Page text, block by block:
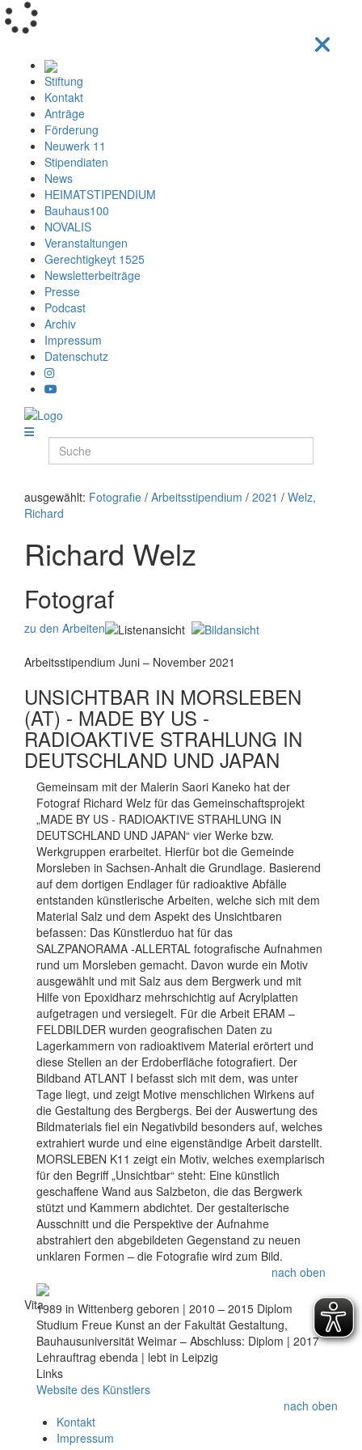
Stiftung
Kontakt
Anträge
Förderung
Neuwerk 11
Stipendiaten
News
HEIMATSTIPENDIUM
Bauhaus100
NOVALIS
Veranstaltungen
Gerechtigkeyt 1525
Newsletterbeiträge
Presse
Podcast
Archiv
Impressum
Datenschutz
ausgewählt: Fotografie / Arbeitsstipendium / 2021 / Welz,
Richard
Richard Welz
Fotograf
zu den Arbeiten
Arbeitsstipendium Juni – November 2021
UNSICHTBAR IN MORSLEBEN
(AT) - MADE BY US -
RADIOAKTIVE STRAHLUNG IN
DEUTSCHLAND UND JAPAN
Gemeinsam mit der Malerin Saori Kaneko hat der
Fotograf Richard Welz für das Gemeinschaftsprojekt
„MADE BY US - RADIOAKTIVE STRAHLUNG IN
DEUTSCHLAND UND JAPAN“ vier Werke bzw.
Werkgruppen erarbeitet. Hierfür bot die Gemeinde
Morsleben in Sachsen-Anhalt die Grundlage. Basierend
auf dem dortigen Endlager für radioaktive Abfälle
entstanden künstlerische Arbeiten, welche sich mit dem
Material Salz und dem Aspekt des Unsichtbaren
befassen: Das Künstlerduo hat für das
SALZPANORAMA -ALLERTAL fotografische Aufnahmen
rund um Morsleben gemacht. Davon wurde ein Motiv
ausgewählt und mit Salz aus dem Bergwerk und mit
Hilfe von Epoxidharz mehrschichtig auf Acrylplatten
aufgetragen und versiegelt. Für die Arbeit ERAM –
FELDBILDER wurden geografischen Daten zu
Lagerkammern von radioaktivem Material erörtert und
diese Stellen an der Erdoberfläche fotografiert. Der
Bildband ATLANT I befasst sich mit dem, was unter
Tage liegt, und zeigt Motive menschlichen Wirkens auf
die Gestaltung des Bergbergs. Bei der Auswertung des
Bildmaterials fiel ein Negativbild besonders auf, welches
extrahiert wurde und eine eigenständige Arbeit darstellt.
MORSLEBEN K11 zeigt ein Motiv, welches exemplarisch
für den Begriff „Unsichtbar“ steht: Eine künstlich
geschaffene Wand aus Salzbeton, die das Bergwerk
stützt und Kammern abdichtet. Der gestalterische
Ausschnitt und die Perspektive der Aufnahme
abstrahiert den abgebildeten Gegenstand zu neuen
unklaren Formen – die Fotografie wird zum Bild.
nach oben
Vita1989 in Wittenberg geboren | 2010 – 2015 Diplom
Studium Freue Kunst an der Fakultät Gestaltung,
Bauhausuniversität Weimar – Abschluss: Diplom | 2017
Lehrauftrag ebenda | lebt in Leipzig
Links
Website des Künstlers
nach oben
Kontakt
Impressum